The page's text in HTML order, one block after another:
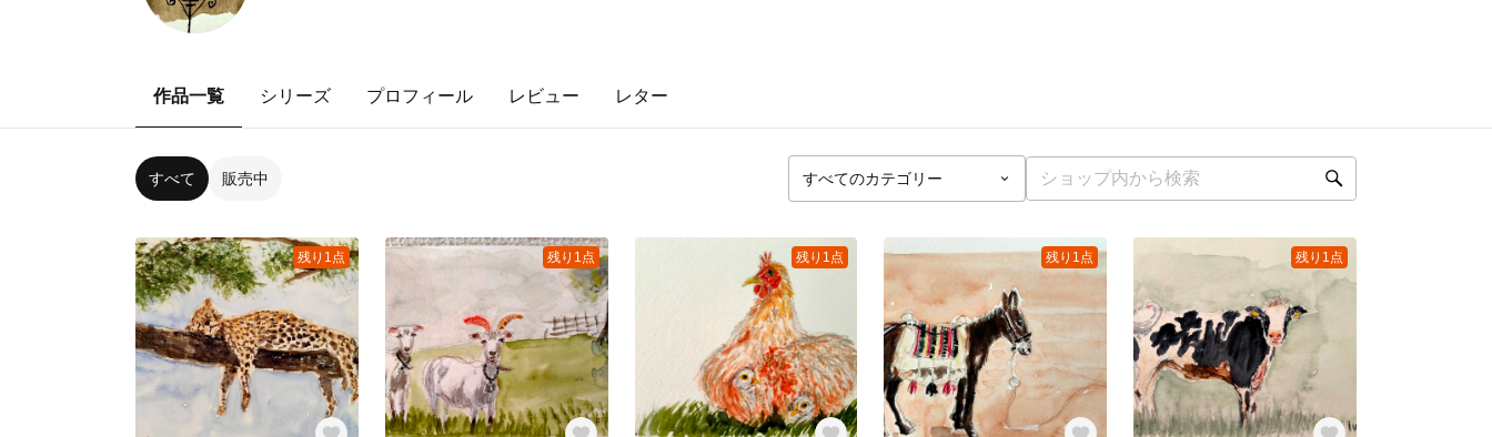
作品一覧 シリーズ プロフィール レビュー レター
すべて 販売中
残り1点 残り1点 残り1点 残り1点 残り1点